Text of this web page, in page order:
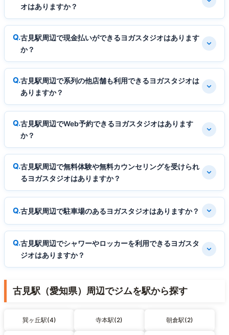
オはありますか？
古見駅周辺で現金払いができるヨガスタジオはあります
か？
古見駅周辺で系列の他店舗も利用できるヨガスタジオは
ありますか？
古見駅周辺でWeb予約できるヨガスタジオはあります
か？
古見駅周辺で無料体験や無料カウンセリングを受けられ
るヨガスタジオはありますか？
古見駅周辺で駐車場のあるヨガスタジオはありますか？
古見駅周辺でシャワーやロッカーを利用できるヨガスタ
ジオはありますか？
古見駅（愛知県）周辺でジムを駅から探す
巽ヶ丘駅(4) 寺本駅(2) 朝倉駅(2)